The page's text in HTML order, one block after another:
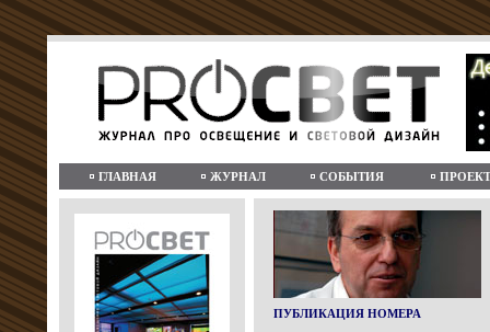
ГЛАВНАЯ ЖУРНАЛ СОБЫТИЯ
ПУБЛИКАЦИЯ НОМЕРА